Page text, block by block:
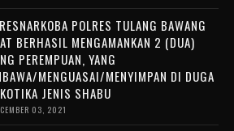
POLRES TULANG BAWANG
BERHASIL MENGAMANKAN 2 (DUA)
PEREMPUAN, YANG
MENGUASAI/MENYIMPAN DI DUGA
JENIS SHABU
03, 2021